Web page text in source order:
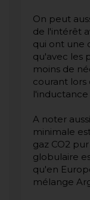
On peut
de l'intérêt
qui ont une
qu'avec les
moins de
courant lors
A noter
minimale
gaz CO2
globulaire
qu'en
mélange